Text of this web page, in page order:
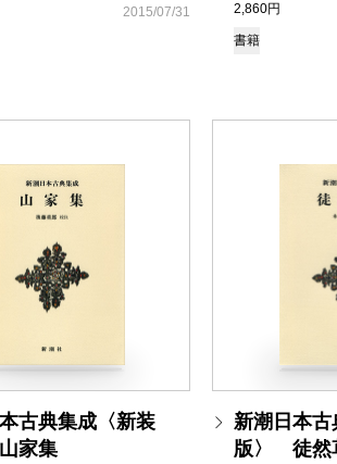
2015/07/31
2,860円
書籍
古典集成〈新装
家集
新潮日本
版〉 徒然